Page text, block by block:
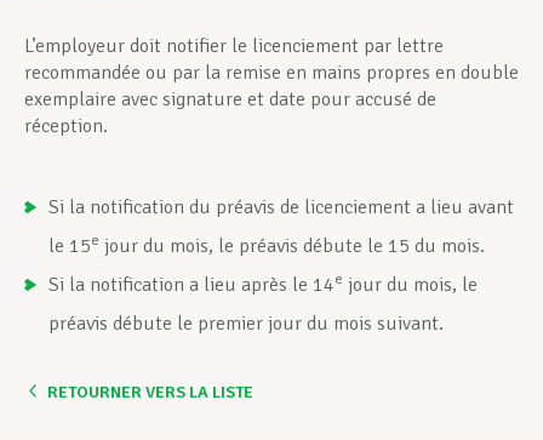
Assistance en vie privée
Devenir Membre
L’employeur doit notifier le licenciement par lettre
recommandée ou par la remise en mains propres en double
exemplaire avec signature et date pour accusé de
réception.
Si la notification du préavis de licenciement a lieu avant
le 15e jour du mois, le préavis débute le 15 du mois.
Si la notification a lieu après le 14e jour du mois, le
préavis débute le premier jour du mois suivant.
RETOURNER VERS LA LISTE